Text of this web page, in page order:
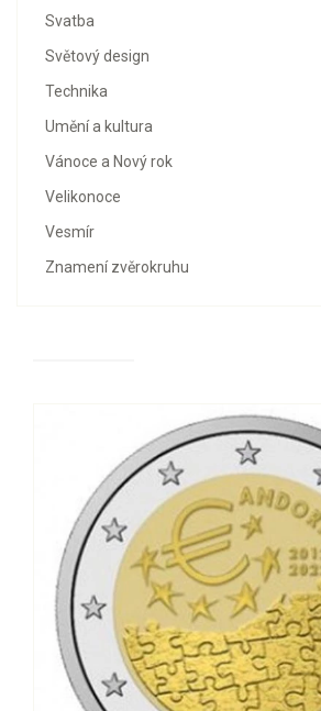
Svatba
Světový design
Technika
Umění a kultura
Vánoce a Nový rok
Velikonoce
Vesmír
Znamení zvěrokruhu